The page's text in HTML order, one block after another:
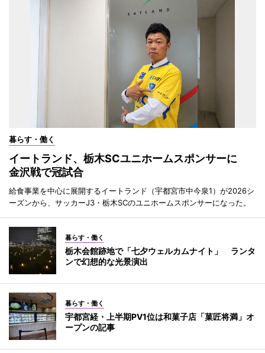
暮らす・働く
イートランド、栃木SCユニホームスポンサーに
金沢戦で冠試合
給食事業を中心に展開するイートランド（宇都宮市中今泉1）が2026シ
ーズンから、サッカーJ3・栃木SCのユニホームスポンサーになった。
暮らす・働く
栃木会館跡地で「七夕ウェルカムナイト」 ランタ
ンで幻想的な光景演出
暮らす・働く
宇都宮経・上半期PV1位は和菓子店「菓匠将満」オ
ープンの記事